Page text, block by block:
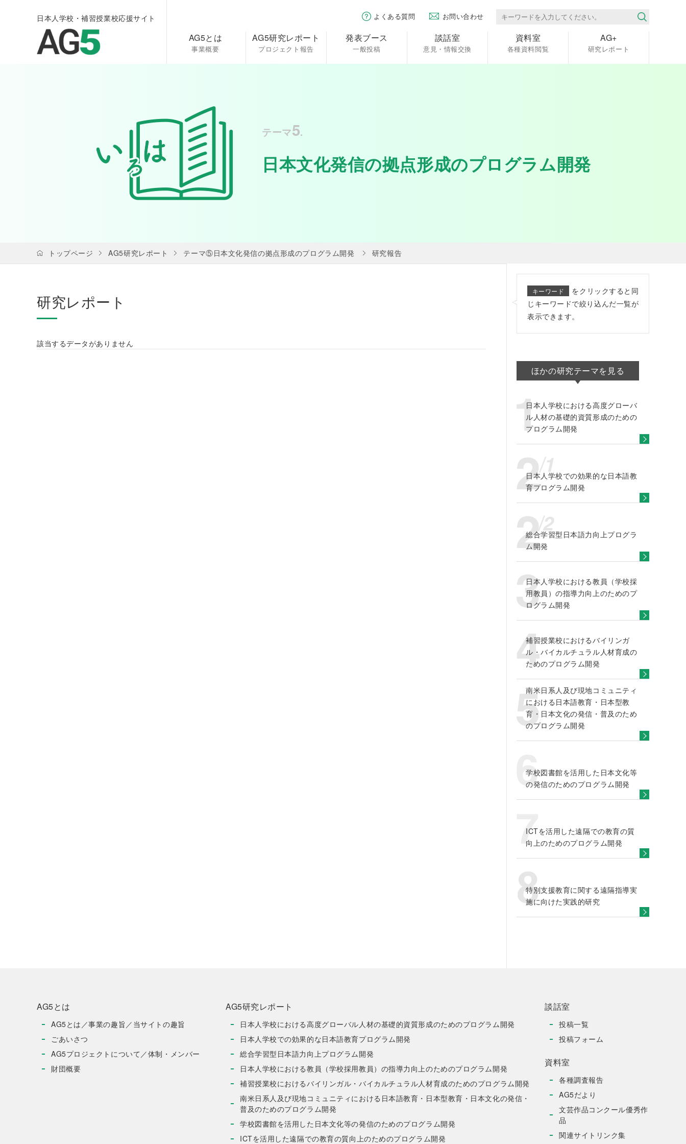
日本人学校・補習授業校応援サイト よくある質問 お問い合わせ
AG5とは
事業概要
AG5研究レポート
プロジェクト報告
発表ブース
一般投稿
談話室
意見・情報交換
資料室
各種資料閲覧
AG+
研究レポート
テーマ5.
日本文化発信の拠点形成のプログラム開発
トップページ AG5研究レポート テーマ⑤日本文化発信の拠点形成のプログラム開発 研究報告
研究レポート
該当するデータがありません
キーワード
をクリックすると同
じキーワードで絞り込んだ一覧が
表示できます。
ほかの研究テーマを見る
日本人学校における高度グローバ
ル人材の基礎的資質形成のための
プログラム開発
日本人学校での効果的な日本語教
育プログラム開発
総合学習型日本語力向上プログラ
ム開発
日本人学校における教員（学校採
用教員）の指導力向上のためのプ
ログラム開発
補習授業校におけるバイリンガ
ル・バイカルチュラル人材育成の
ためのプログラム開発
南米日系人及び現地コミュニティ
における日本語教育・日本型教
育・日本文化の発信・普及のため
のプログラム開発
学校図書館を活用した日本文化等
の発信のためのプログラム開発
ICTを活用した遠隔での教育の質
向上のためのプログラム開発
特別支援教育に関する遠隔指導実
施に向けた実践的研究
AG5とは
AG5とは／事業の趣旨／当サイトの趣旨
ごあいさつ
AG5プロジェクトについて／体制・メンバー
財団概要
AG5研究レポート
日本人学校における高度グローバル人材の基礎的資質形成のためのプログラム開発
日本人学校での効果的な日本語教育プログラム開発
総合学習型日本語力向上プログラム開発
日本人学校における教員（学校採用教員）の指導力向上のためのプログラム開発
補習授業校におけるバイリンガル・バイカルチュラル人材育成のためのプログラム開発
南米日系人及び現地コミュニティにおける日本語教育・日本型教育・日本文化の発信・
普及のためのプログラム開発
学校図書館を活用した日本文化等の発信のためのプログラム開発
ICTを活用した遠隔での教育の質向上のためのプログラム開発
談話室
投稿一覧
投稿フォーム
資料室
各種調査報告
AG5だより
文芸作品コンクール優秀作
品
関連サイトリンク集